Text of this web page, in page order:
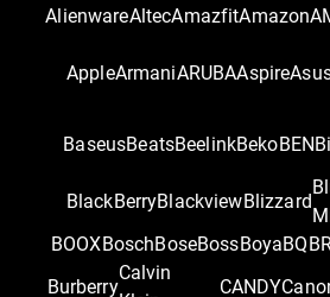
AlienwareAltecAmazfitAmazon
AppleArmaniARUBAAspire
BaseusBeatsBeelinkBekoBEN
BlackBerryBlackviewBlizzard
BOOXBoschBoseBossBoyaBQ
Burberry
Calvin
CANDY